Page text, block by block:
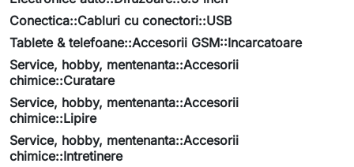
Conectica::Cabluri cu conectori::USB
Tablete & telefoane::Accesorii GSM::Incarcatoare
Service, hobby, mentenanta::Accesorii
chimice::Curatare
Service, hobby, mentenanta::Accesorii
chimice::Lipire
Service, hobby, mentenanta::Accesorii
chimice::Intretinere